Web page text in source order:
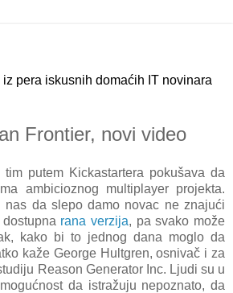
pera iskusnih domaćih IT novinara
Frontier, novi video
tim putem Kickastartera pokušava da
ambicioznog multiplayer projekta.
nas da slepo damo novac ne znajući
rana verzija, pa svako može
kako bi to jednog dana moglo da
kaže George Hultgren, osnivač i za
Reason Generator Inc. Ljudi su u
da istražuju nepoznato, da